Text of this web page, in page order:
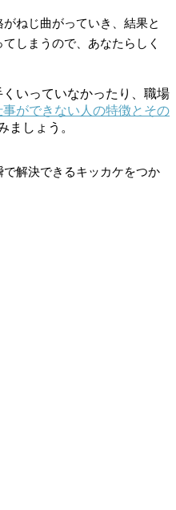
ねじ曲がっていき、結果と
しまうので、あなたらしく
いっていなかったり、職場
事ができない人の特徴とその
ましょう。
解決できるキッカケをつか